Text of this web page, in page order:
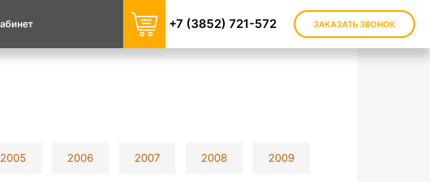
+7 (3852) 721-572 ЗАКАЗАТЬ ЗВОНОК
2005 2006 2007 2008 2009